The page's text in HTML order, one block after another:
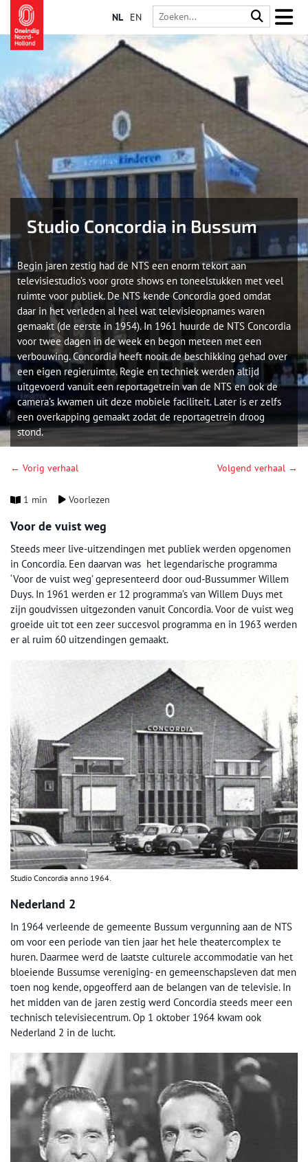
NL EN
Studio Concordia in Bussum
Begin jaren zestig had de NTS een enorm tekort aan
televisiestudio’s voor grote shows en toneelstukken met veel
ruimte voor publiek. De NTS kende Concordia goed omdat
daar in het verleden al heel wat televisieopnames waren
gemaakt (de eerste in 1954). In 1961 huurde de NTS Concordia
voor twee dagen in de week en begon meteen met een
verbouwing. Concordia heeft nooit de beschikking gehad over
een eigen regieruimte. Regie en techniek werden altijd
uitgevoerd vanuit een reportagetrein van de NTS en ook de
camera’s kwamen uit deze mobiele faciliteit. Later is er zelfs
een overkapping gemaakt zodat de reportagetrein droog
stond.
← Vorig verhaal Volgend verhaal →
1 min Voorlezen
Voor de vuist weg
Steeds meer live-uitzendingen met publiek werden opgenomen
in Concordia. Een daarvan was het legendarische programma
‘Voor de vuist weg’ gepresenteerd door oud-Bussummer Willem
Duys. In 1961 werden er 12 programma’s van Willem Duys met
zijn goudvissen uitgezonden vanuit Concordia. Voor de vuist weg
groeide uit tot een zeer succesvol programma en in 1963 werden
er al ruim 60 uitzendingen gemaakt.
Studio Concordia anno 1964.
Nederland 2
In 1964 verleende de gemeente Bussum vergunning aan de NTS
om voor een periode van tien jaar het hele theatercomplex te
huren. Daarmee werd de laatste culturele accommodatie van het
bloeiende Bussumse vereniging- en gemeenschapsleven dat men
toen nog kende, opgeofferd aan de belangen van de televisie. In
het midden van de jaren zestig werd Concordia steeds meer een
technisch televisiecentrum. Op 1 oktober 1964 kwam ook
Nederland 2 in de lucht.